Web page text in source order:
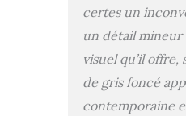
certes un
un détail mineur
visuel qu’il offre,
de gris foncé
contemporaine